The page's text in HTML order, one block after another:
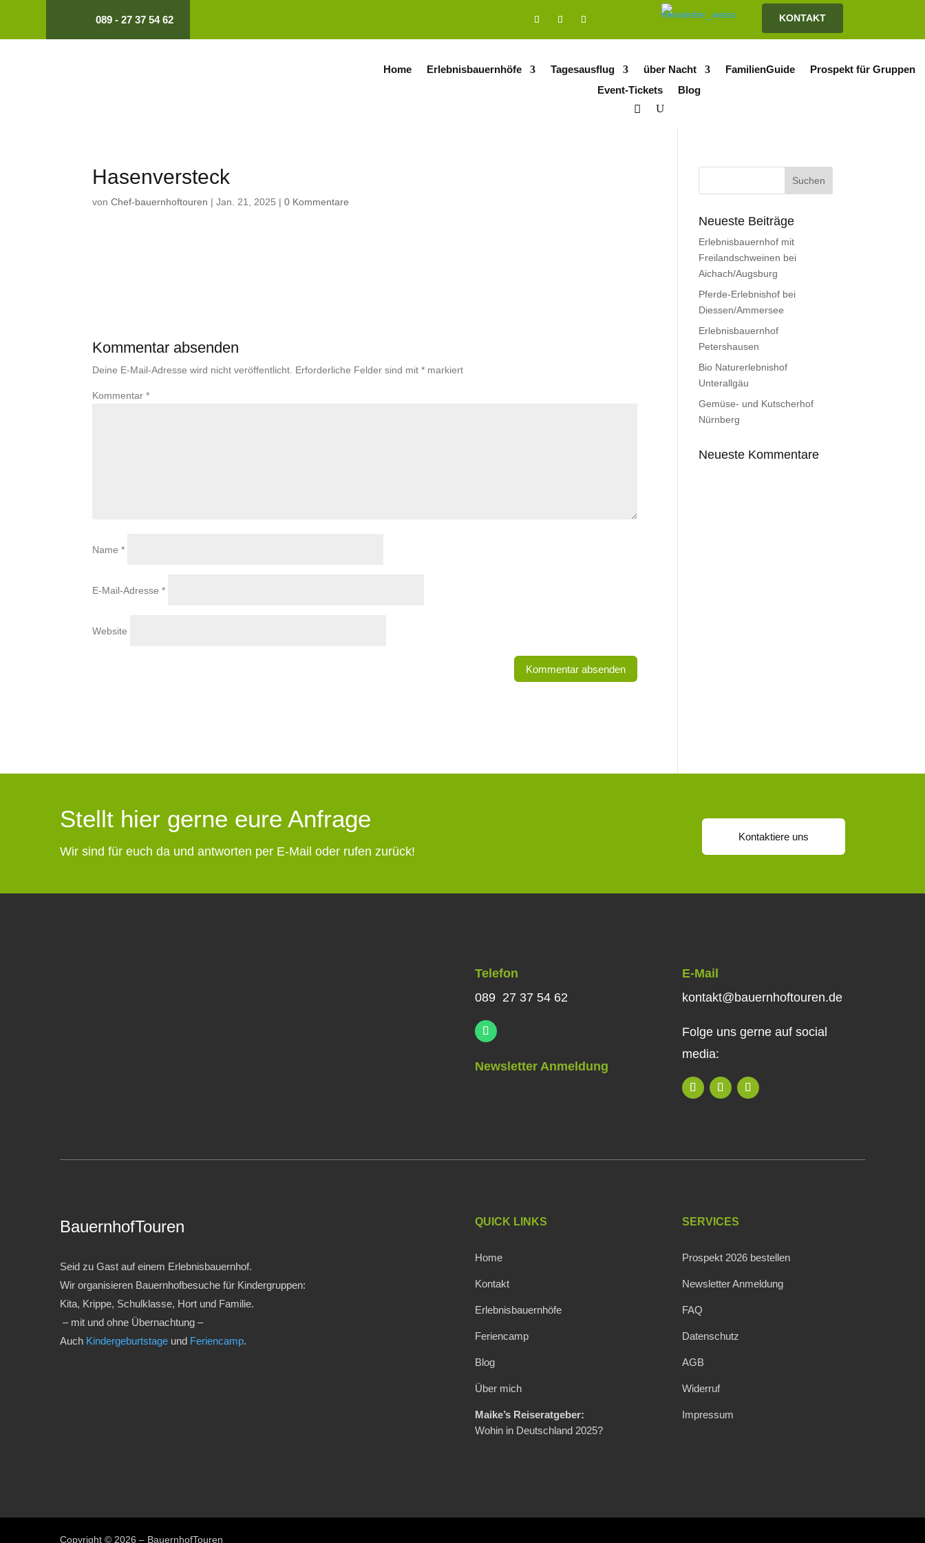
089 - 27 37 54 62 KONTAKT
Home Erlebnisbauernhöfe Tagesausflug über Nacht FamilienGuide
Prospekt für Gruppen
Event-Tickets
Blog
Hasenversteck
vonChef-bauernhoftouren |Jan. 21, 2025 |0 Kommentare
Kommentar absenden
Deine E-Mail-Adresse wird nicht veröffentlicht. Erforderliche Felder sind mit* markiert
Kommentar*
Name*
E-Mail-Adresse*
Website
Neueste Beiträge
Erlebnisbauernhof mit
Freilandschweinen bei
Aichach/Augsburg
Pferde-Erlebnishof bei
Diessen/Ammersee
Erlebnisbauernhof
Petershausen
Bio Naturerlebnishof
Unterallgäu
Gemüse- und Kutscherhof
Nürnberg
Neueste Kommentare
Stellt hier gerne eure Anfrage
Wir sind für euch da und antworten per E-Mail oder rufen zurück!
Kontaktiere uns
Telefon
089 27 37 54 62
Newsletter Anmeldung
E-Mail
kontakt@bauernhoftouren.de
Folge uns gerne auf social
media:
BauernhofTouren
Seid zu Gast auf einem Erlebnisbauernhof.
Wir organisieren Bauernhofbesuche für Kindergruppen:
Kita, Krippe, Schulklasse, Hort und Familie.
– mit und ohne Übernachtung –
Auch Kindergeburtstage und Feriencamp.
QUICK LINKS
Home
Kontakt
Erlebnisbauernhöfe
Feriencamp
Blog
Über mich
Maike’s Reiseratgeber:
Wohin in Deutschland 2025?
SERVICES
Prospekt 2026 bestellen
Newsletter Anmeldung
FAQ
Datenschutz
AGB
Widerruf
Impressum
Copyright © 2026 – BauernhofTouren